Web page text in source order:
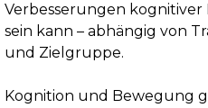
Verbesserungen
sein kann – abhängig von
und Zielgruppe.
Kognition und Bewegung